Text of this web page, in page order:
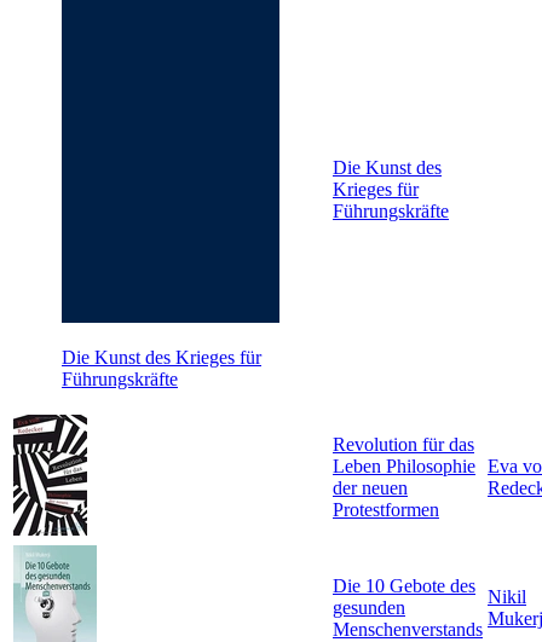
Die Kunst des Krieges für
Führungskräfte
Die Kunst des
Krieges für
Führungskräfte
Revolution für das
Leben Philosophie
der neuen
Protestformen
Eva
Die 10 Gebote des
gesunden
Menschenverstands
Nikil